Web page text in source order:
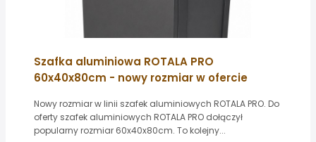
Szafka aluminiowa ROTALA PRO
60x40x80cm - nowy rozmiar w ofercie
Nowy rozmiar w linii szafek aluminiowych ROTALA PRO. Do
oferty szafek aluminiowych ROTALA PRO dołączył
popularny rozmiar 60x40x80cm. To kolejny...